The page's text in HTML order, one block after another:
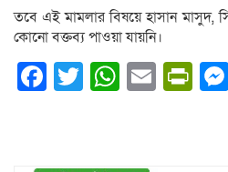
তবে এই মামলার বিষয়ে হাসান মাসুদ,
কোনো বক্তব্য পাওয়া যায়নি।
Facebook
TwitterEmail